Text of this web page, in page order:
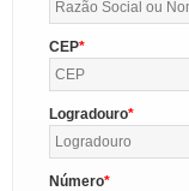
CEP
Logradouro
Número